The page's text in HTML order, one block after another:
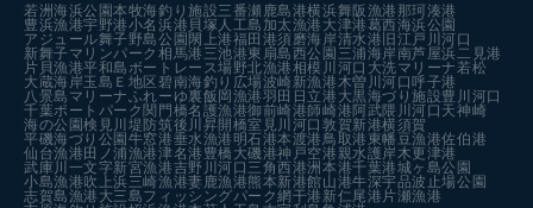
若洲海浜公園本牧海釣り施設三番瀬 鹿島港横浜舞阪漁港 那珂湊港
豊浜漁港宇野港小名浜港 貝塚人工島 加太漁港 大津港葛西海浜公園
アジュール舞子野島公園閖上港福田港須磨海岸清水港 旧江戸川河口
新舞子マリンパーク 相馬港 三池港東扇島西公園 三浦海岸南芦屋浜 二見港
片貝漁港平和島ボートレース場野北漁港相模川河口 大洗マリーナ 若松
大蔵海岸玉島Ｅ地区碧南海釣り広場波崎新漁港 木曽川河口呼子港
八景島マリーナふれーゆ裏飯岡漁港羽田 日立港 大黒海づり施設豊川河口
千葉ポートパーク関門橋名護漁港御前崎港師崎港阿武隈川河口 天神崎
海の公園検見川堤防筑後川昇開橋室見川河口敦賀新港横須賀
平磯海づり公園牛窓港垂水漁港 明石港本渡港 鳥取港 東幡豆漁港佐伯港
仙台漁港田ノ浦漁港津名港 豊橋 大磯港神戸空港親水護岸 木更津港
武庫川一文字新宮漁港吉野川河口 三角西港洲本港千葉港城ヶ島公園
小島漁港吹上浜三崎漁港妻鹿漁港熊本新港館山港牛深宇品波止場公園
志賀島漁港 大三島フィッシングパーク網干港 新仁尾港 片瀬漁港